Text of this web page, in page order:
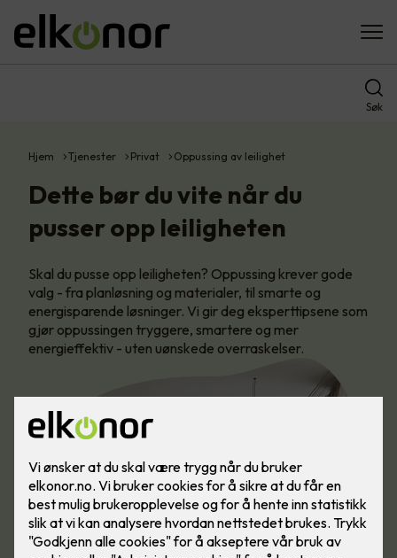
Søk
Hjem Tjenester Privat Oppussing av leilighet
Dette bør du vite når du
pusser opp leiligheten
Skal du pusse opp leiligheten? Oppussing krever gode
valg - fra planløsning og materialer, til smarte og
energisparende løsninger. Vi gir deg eksperttipsene som
gjør oppussingen tryggere, smartere og mer
energieffektiv - uten uønskede overraskelser.